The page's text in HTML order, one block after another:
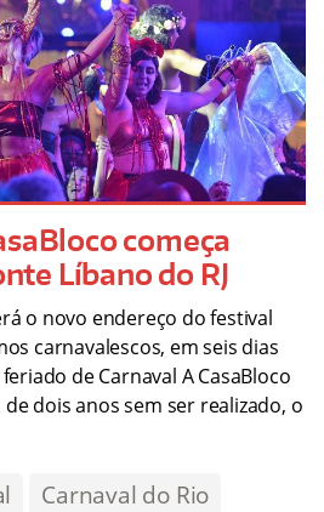
começa
Líbano do RJ
o novo endereço do festival
carnavalescos, em seis dias
de Carnaval A CasaBloco
dois anos sem ser realizado, o
Carnaval do Rio